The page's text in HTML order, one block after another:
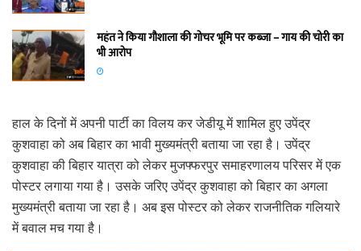
महंत ने किया गौशाला की गोचर भूमि पर कब्जा – गाय की चोरी का
भी आरोप
हाल के दिनों में अपनी पार्टी का विलय कर जेडीयू में शामिल हुए उपेंद्र
कुशवाहा को अब बिहार का भावी मुख्यमंत्री बताया जा रहा है। उपेंद्र
कुशवाहा की बिहार यात्रा को लेकर मुजफ्फरपुर समाहरणालय परिसर में एक
पोस्टर लगाया गया है। उसके जरिए उपेंद्र कुशवाहा को बिहार का अगला
मुख्यमंत्री बताया जा रहा है। अब इस पोस्टर को लेकर राजनीतिक गलियारे
में बवाल मच गया है।